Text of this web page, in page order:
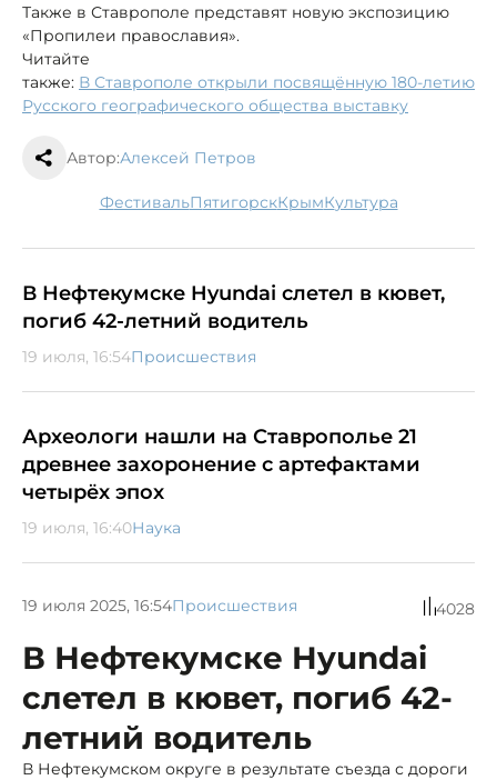
Также в Ставрополе представят новую экспозицию
«Пропилеи православия».
Читайте
также: В Ставрополе открыли посвящённую 180-летию
Русского географического общества выставку
Автор:Алексей Петров
фестиваль Пятигорск Крым культура
В Нефтекумске Hyundai слетел в кювет,
погиб 42-летний водитель
19 июля, 16:54Происшествия
Археологи нашли на Ставрополье 21
древнее захоронение с артефактами
четырёх эпох
19 июля, 16:40Наука
19 июля 2025, 16:54Происшествия 4028
В Нефтекумске Hyundai
слетел в кювет, погиб 42-
летний водитель
В Нефтекумском округе в результате съезда с дороги